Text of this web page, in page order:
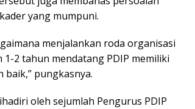
yang mumpuni.
menjalankan roda organisasi
2 tahun mendatang PDIP memiliki
baik,” pungkasnya.
oleh sejumlah Pengurus PDIP